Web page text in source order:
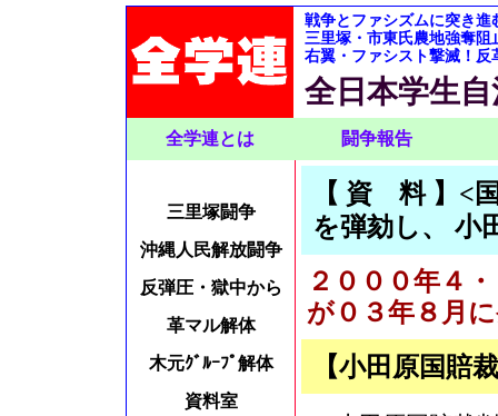
戦争とファシズムに突き
三里塚・市東氏農地強奪阻
右翼・ファシスト撃滅！
全日本学生
全学連とは 闘争報告
三里塚闘争
沖縄人民解放闘争
反弾圧・獄中から
革マル解体
木元ｸﾞﾙｰﾌﾟ解体
資料室
【 資 料 】<
を弾劾し、 小
２０００年４
が０３年８月
【小田原国賠